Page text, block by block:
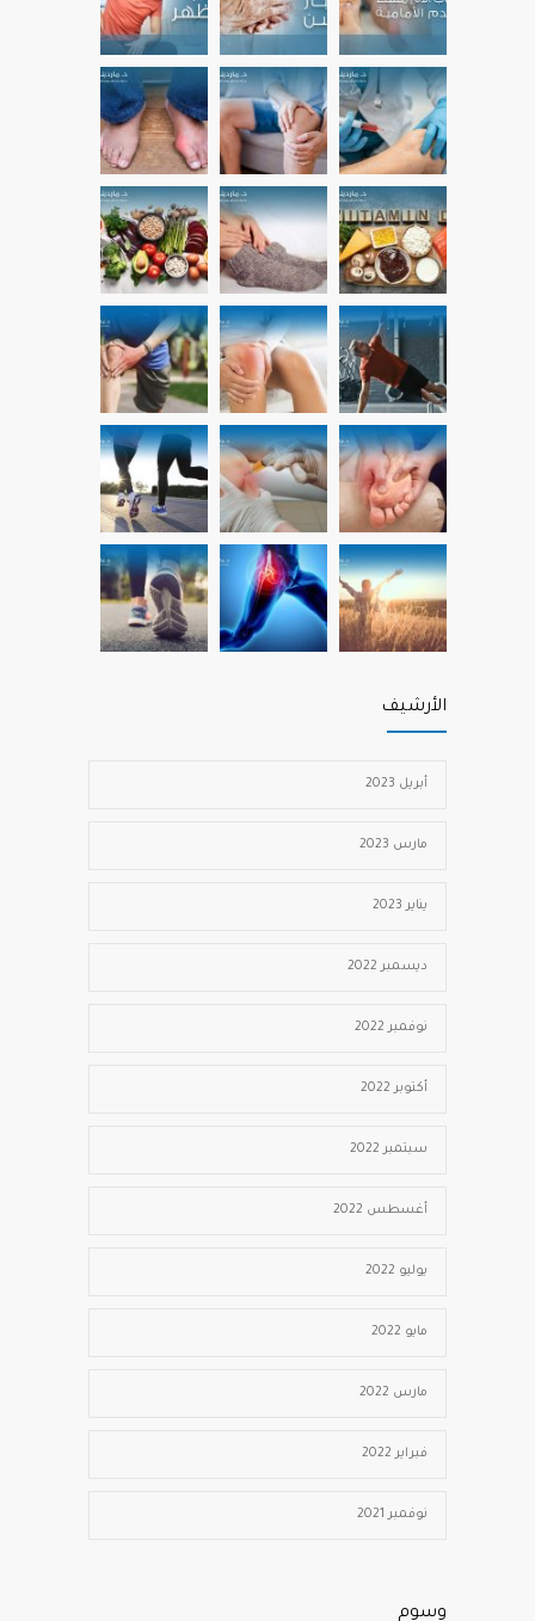
الأرشيف
أبريل 2023
مارس 2023
يناير 2023
ديسمبر 2022
نوفمبر 2022
أكتوبر 2022
سبتمبر 2022
أغسطس 2022
يوليو 2022
مايو 2022
مارس 2022
فبراير 2022
نوفمبر 2021
وسوم